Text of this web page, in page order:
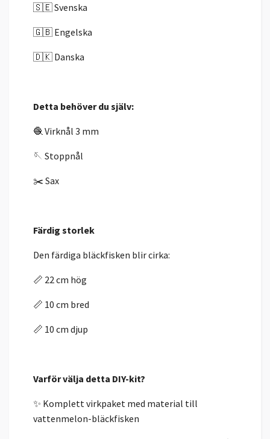
🇸🇪 Svenska
🇬🇧 Engelska
🇩🇰 Danska
Detta behöver du själv:
🧶 Virknål 3 mm
🪡 Stoppnål
✂️ Sax
Färdig storlek
Den färdiga bläckfisken blir cirka:
📏 22 cm hög
📏 10 cm bred
📏 10 cm djup
Varför välja detta DIY-kit?
✨ Komplett virkpaket med material till
vattenmelon-bläckfisken